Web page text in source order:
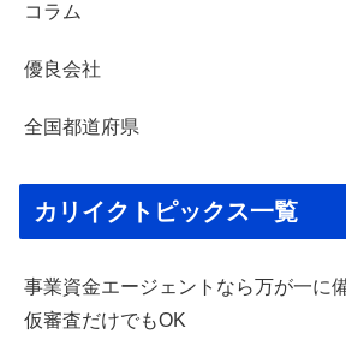
コラム
優良会社
全国都道府県
カリイクトピックス一覧
事業資金エージェントなら万が一に
仮審査だけでもOK